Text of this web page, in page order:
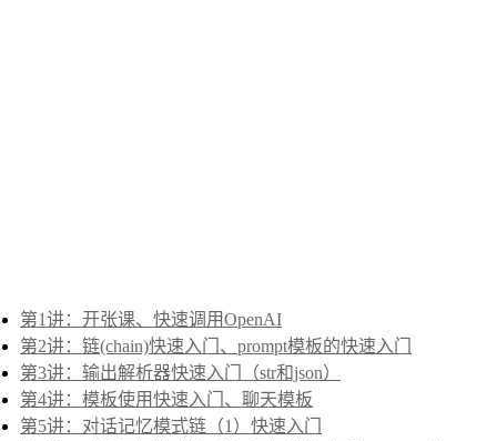
第1讲：开张课、快速调用OpenAI
第2讲：链(chain)快速入门、prompt模板的快速入门
第3讲：输出解析器快速入门（str和json）
第4讲：模板使用快速入门、聊天模板
第5讲：对话记忆模式链（1）快速入门